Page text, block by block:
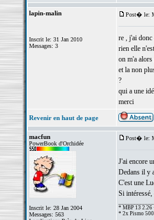
lapin-malin
Inscrit le: 31 Jan 2010
Messages: 3
Post� le:
re , j'ai donc
rien elle
on m'a
et la non
?
qui a une
merci
Revenir en haut de page
macfun
PowerBook d'Orchidée
Inscrit le: 28 Jan 2004
Messages: 563
Post� le:
J'ai encore
Dedans il y
C'est une
Si
* MBP 13 2.26
* 2x Pismo